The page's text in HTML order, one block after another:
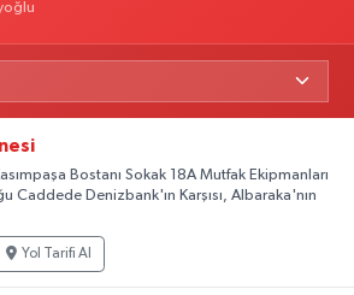
Bostanı Sokak 18A Mutfak Ekipmanları
Caddede Denizbank'ın Karşısı, Albaraka'nın
Yol Tarifi Al